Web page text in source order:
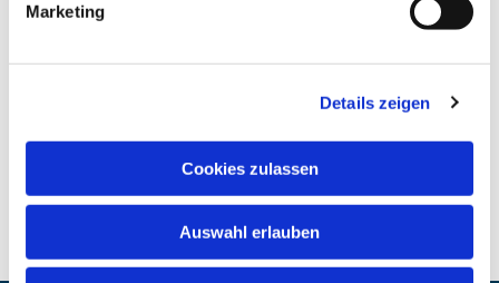
Marketing
Details zeigen
Cookies zulassen
Auswahl erlauben